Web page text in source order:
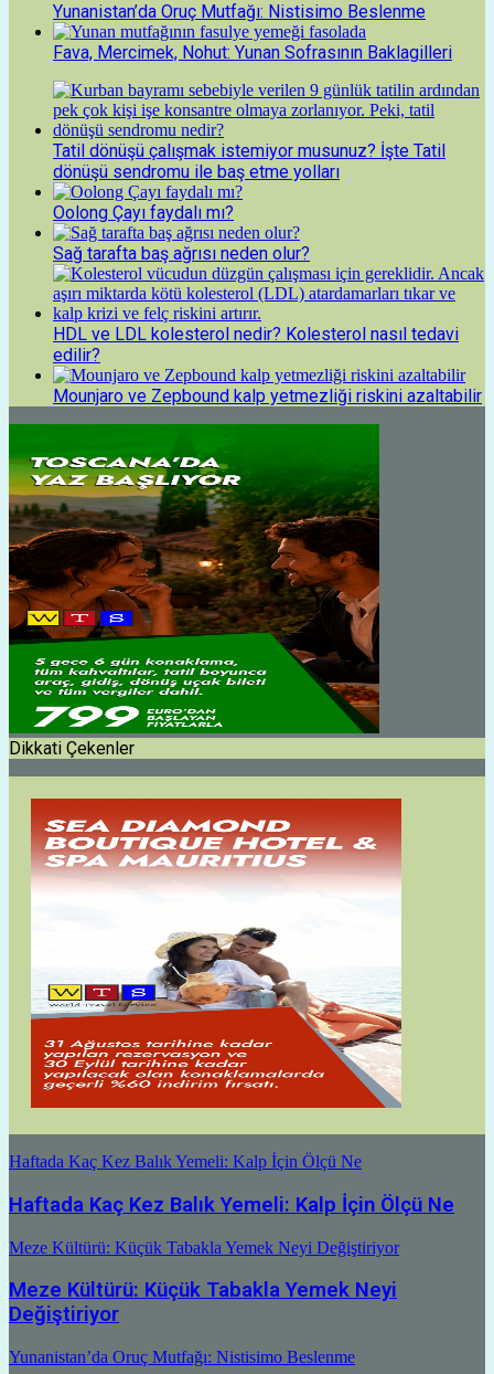
Yunanistan’da Oruç Mutfağı: Nistisimo Beslenme
Fava, Mercimek, Nohut: Yunan Sofrasının Baklagilleri
Tatil dönüşü çalışmak istemiyor musunuz? İşte Tatil
dönüşü sendromu ile baş etme yolları
Oolong Çayı faydalı mı?
Sağ tarafta baş ağrısı neden olur?
HDL ve LDL kolesterol nedir? Kolesterol nasıl tedavi
edilir?
Mounjaro ve Zepbound kalp yetmezliği riskini azaltabilir
Dikkati Çekenler
Haftada Kaç Kez Balık Yemeli: Kalp İçin Ölçü Ne
Haftada Kaç Kez Balık Yemeli: Kalp İçin Ölçü Ne
Meze Kültürü: Küçük Tabakla Yemek Neyi Değiştiriyor
Meze Kültürü: Küçük Tabakla Yemek Neyi
Değiştiriyor
Yunanistan’da Oruç Mutfağı: Nistisimo Beslenme